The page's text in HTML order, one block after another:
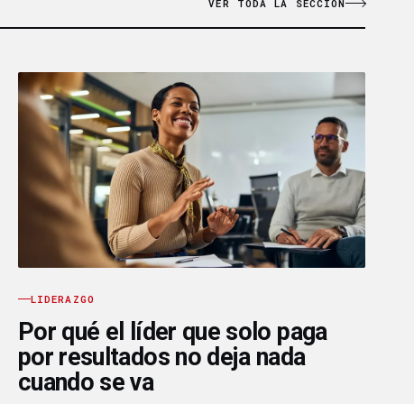
VER TODA LA SECCIÓN
LIDERAZGO
Por qué el líder que solo paga
por resultados no deja nada
cuando se va